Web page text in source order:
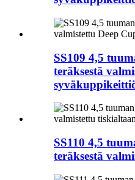
SS109 4,5
teräksestä
SS110 4,5
teräksestä